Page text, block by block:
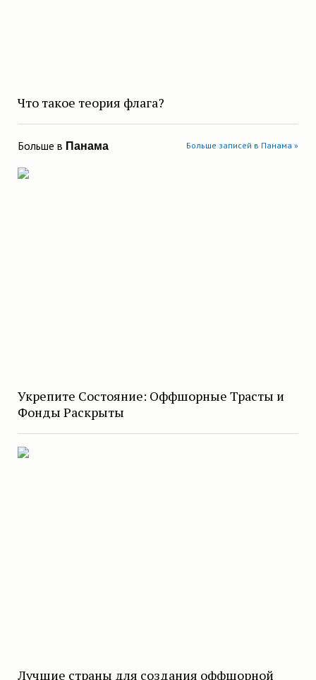
Что такое теория флага?
Больше в Панама Больше записей в Панама »
Укрепите Состояние: Оффшорные Трасты и
Фонды Раскрыты
Лучшие страны для создания оффшорной